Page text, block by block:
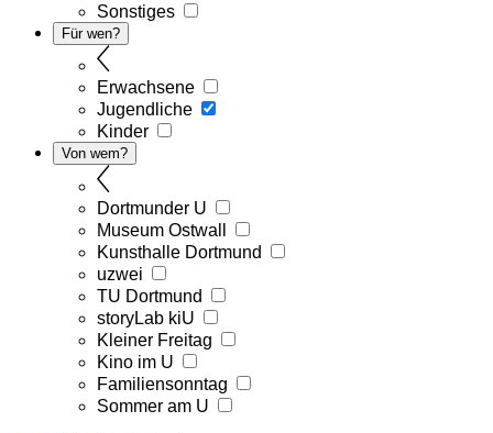
Sonstiges
Für wen?
Erwachsene
Jugendliche
Kinder
Von wem?
Dortmunder U
Museum Ostwall
Kunsthalle Dortmund
uzwei
TU Dortmund
storyLab kiU
Kleiner Freitag
Kino im U
Familiensonntag
Sommer am U